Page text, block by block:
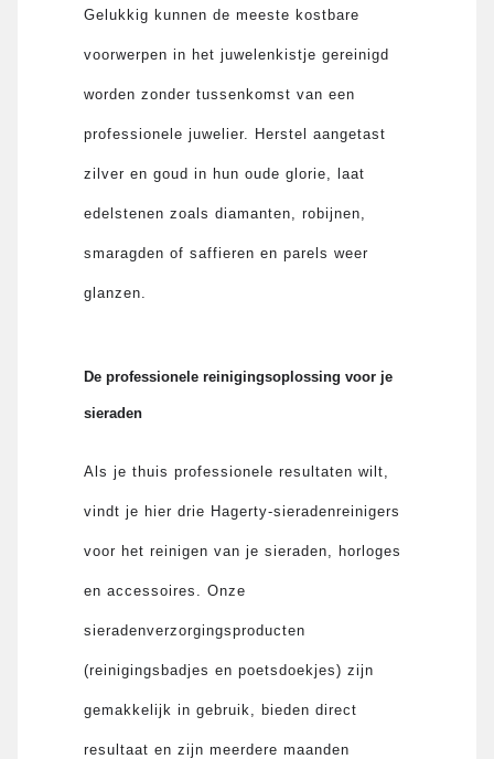
Gelukkig kunnen de meeste kostbare
voorwerpen in het juwelenkistje gereinigd
worden zonder tussenkomst van een
professionele juwelier. Herstel aangetast
zilver en goud in hun oude glorie, laat
edelstenen zoals diamanten, robijnen,
smaragden of saffieren en parels weer
glanzen.
De professionele reinigingsoplossing voor je
sieraden
Als je thuis professionele resultaten wilt,
vindt je hier drie Hagerty-sieradenreinigers
voor het reinigen van je sieraden, horloges
en accessoires. Onze
sieradenverzorgingsproducten
(reinigingsbadjes en poetsdoekjes) zijn
gemakkelijk in gebruik, bieden direct
resultaat en zijn meerdere maanden